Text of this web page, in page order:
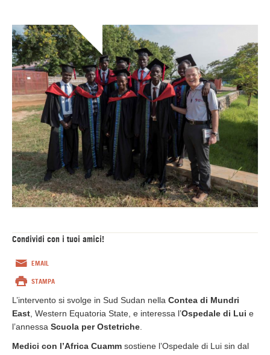
Condividi con i tuoi amici!
EMAIL
STAMPA
L’intervento si svolge in Sud Sudan nella Contea di Mundri
East, Western Equatoria State, e interessa l’Ospedale di Lui e
l’annessa Scuola per Ostetriche.
Medici con l’Africa Cuamm sostiene l’Ospedale di Lui sin dal